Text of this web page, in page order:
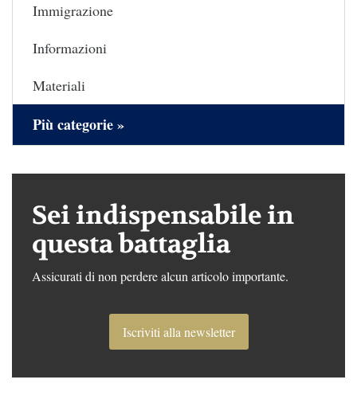
Immigrazione
Informazioni
Materiali
Più categorie »
Sei indispensabile in
questa battaglia
Assicurati di non perdere alcun articolo importante.
Iscriviti alla newsletter